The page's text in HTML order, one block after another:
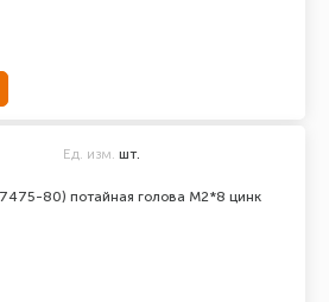
80) потайная голова М2*8 цинк
Ед. изм. шт.